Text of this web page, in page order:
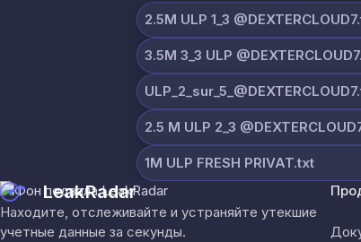
2.5M ULP 1_3
3.5M 3_3 ULP
2.5 M ULP 2_3
1M ULP FRESH PRIVAT.txt
LeakRadar
Находите, отслеживайте и устраняйте утекшие
учетные данные за секунды.